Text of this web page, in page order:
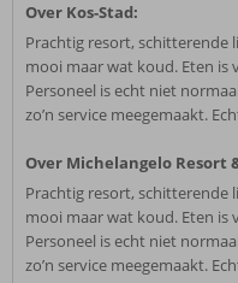
Over Kos-Stad:
Prachtig resort, schitterende
mooi maar wat koud. Eten is
Personeel is echt niet
zo’n service meegemaakt.
Over Michelangelo Resort
Prachtig resort, schitterende
mooi maar wat koud. Eten is
Personeel is echt niet
zo’n service meegemaakt.